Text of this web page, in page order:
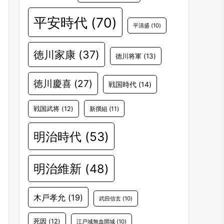
平安時代 (70) 平清盛(10)
徳川家康 (37) 徳川将軍(13)
徳川慶喜(27) 戦国時代(14)
戦国武将(12) 新撰組 (11)
明治時代 (53)
明治維新 (48)
木戸孝允(19) 武田信玄(10)
死因 (12) 江戸城無血開城(10)